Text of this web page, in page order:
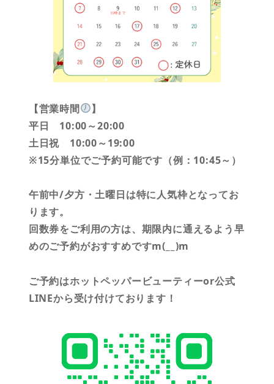
【営業時間
】
平日 10:00～20:00
土日祝 10:00～19:00
※15分単位でご予約可能です（例：10:45～）
午前中/夕方・土曜日は特に人気枠となってお
ります。
回数券をご利用の方は、期限内に通えるよう早
めのご予約がおすすめですm(__)m
ご予約はホットペッパービューティーor公式
LINEから受け付けております！